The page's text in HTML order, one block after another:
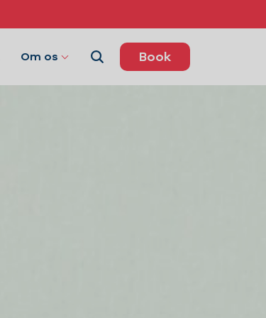
Om os Book